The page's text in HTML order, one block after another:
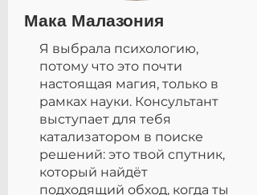
Мака Малазония
Я выбрала психологию,
потому что это почти
настоящая магия, только в
рамках науки. Консультант
выступает для тебя
катализатором в поиске
решений: это твой спутник,
который найдёт
подходящий обход, когда ты